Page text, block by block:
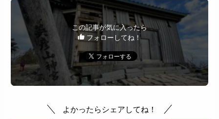
この記事が気に入ったら
フォローしてね！
よかったらシェアしてね！